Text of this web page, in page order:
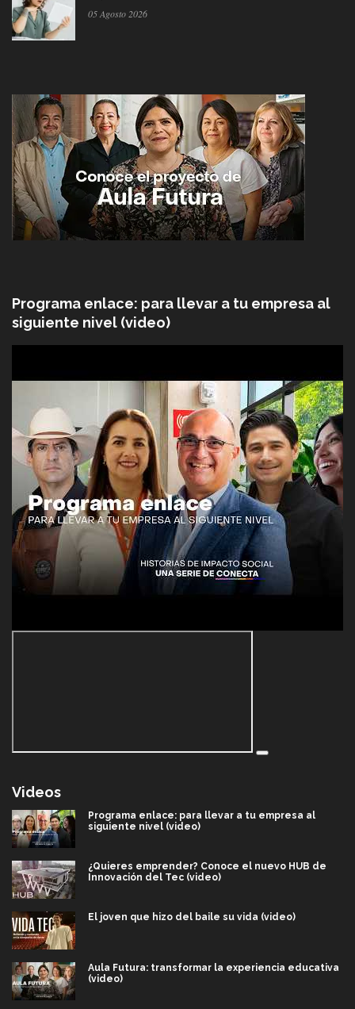
05 Agosto 2026
Programa enlace: para llevar a tu empresa al
siguiente nivel (video)
Videos
Programa enlace: para llevar a tu empresa al
siguiente nivel (video)
¿Quieres emprender? Conoce el nuevo HUB de
Innovación del Tec (video)
El joven que hizo del baile su vida (video)
Aula Futura: transformar la experiencia educativa
(video)